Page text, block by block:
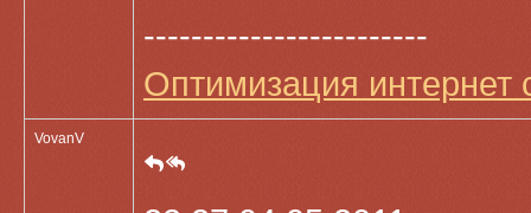
------------------------
Оптимизация интернет
VovanV